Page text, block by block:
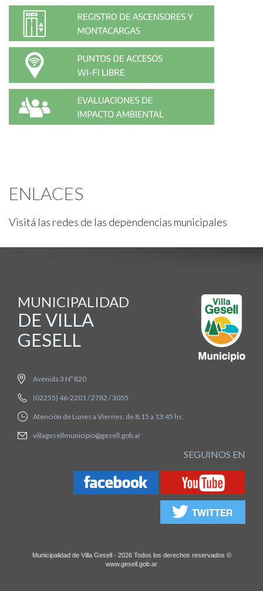
ENLACES
Visitá las redes de las dependencias municipales
MUNICIPALIDAD
DE VILLA
GESELL
Avenida 3 Nº 820
(02255) 46-2201 / 2782 / 3055
Atención de Lunes a Viernes: de 8:15 a 13:45 hs.
villagesellmunicipio@gesell.gob.ar
SEGUINOS EN
Municipalidad de Villa Gesell - 2026 Todos los derechos reservados ©
www.gesell.gob.ar